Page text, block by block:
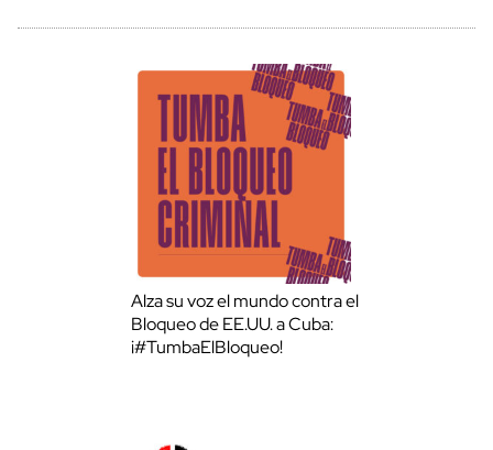
Alza su voz el mundo contra el
Bloqueo de EE.UU. a Cuba:
¡#TumbaElBloqueo!